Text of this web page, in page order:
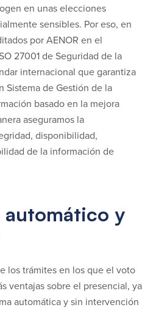
en unas elecciones
sensibles. Por eso, en
por AENOR en el
27001 de Seguridad de la
internacional que garantiza
Sistema de Gestión de la
basado en la mejora
aseguramos la
disponibilidad,
de la información de
automático y
los trámites en los que el voto
ventajas sobre el presencial, ya
automática y sin intervención